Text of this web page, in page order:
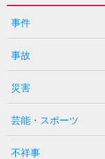
事件
事故
災害
芸能・スポーツ
不祥事